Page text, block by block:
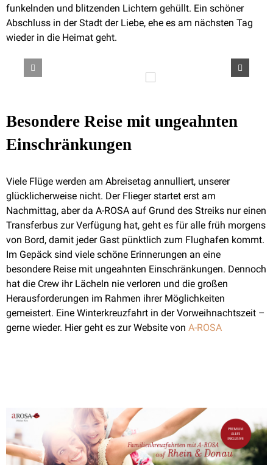
funkelnden und blitzenden Lichtern gehüllt. Ein schöner
Abschluss in der Stadt der Liebe, ehe es am nächsten Tag
wieder in die Heimat geht.
Besondere Reise mit ungeahnten
Einschränkungen
Viele Flüge werden am Abreisetag annulliert, unserer
glücklicherweise nicht. Der Flieger startet erst am
Nachmittag, aber da A-ROSA auf Grund des Streiks nur einen
Transferbus zur Verfügung hat, geht es für alle früh morgens
von Bord, damit jeder Gast pünktlich zum Flughafen kommt.
Im Gepäck sind viele schöne Erinnerungen an eine
besondere Reise mit ungeahnten Einschränkungen. Dennoch
hat die Crew ihr Lächeln nie verloren und die großen
Herausforderungen im Rahmen ihrer Möglichkeiten
gemeistert. Eine Winterkreuzfahrt in der Vorweihnachtszeit –
gerne wieder. Hier geht es zur Website von A-ROSA